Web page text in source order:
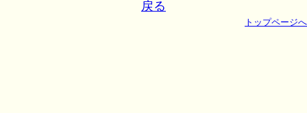
戻る
トップページへ